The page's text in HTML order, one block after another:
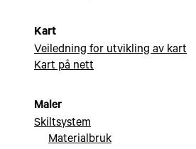
Kart
Veiledning for utvikling av kart
Kart på nett
Maler
Skiltsystem
Materialbruk